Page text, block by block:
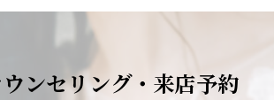
ンセリング・来店予約